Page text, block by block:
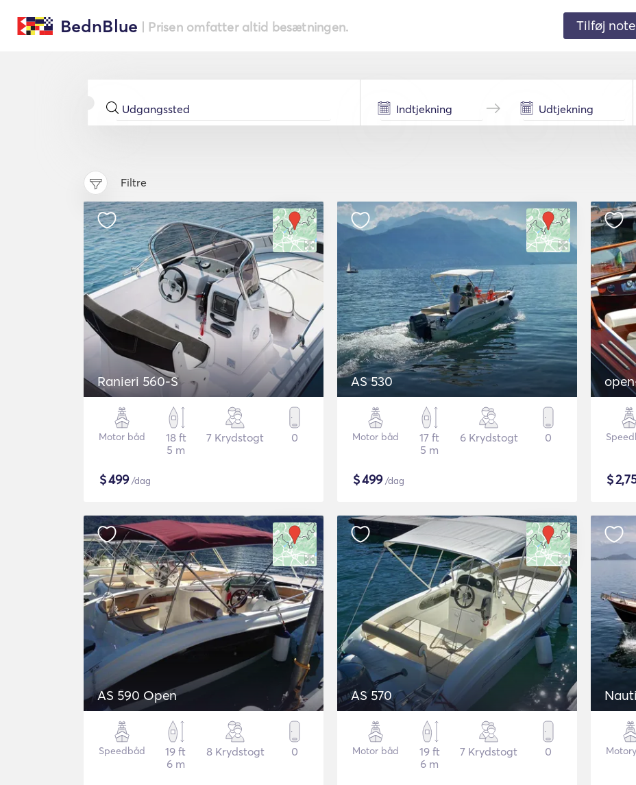
BednBlue | Prisen omfatter altid besætningen. Tilføj
Filtre
Ranieri 560-S
Motor båd
18 ft
5 m
7 Krydstogt 0
$499/dag
AS 530
Motor båd
17 ft
5 m
6 Krydstogt 0
$499/dag $
AS 590 Open
Speedbåd
19 ft
6 m
8 Krydstogt 0
AS 570
Motor båd
19 ft
6 m
7 Krydstogt 0